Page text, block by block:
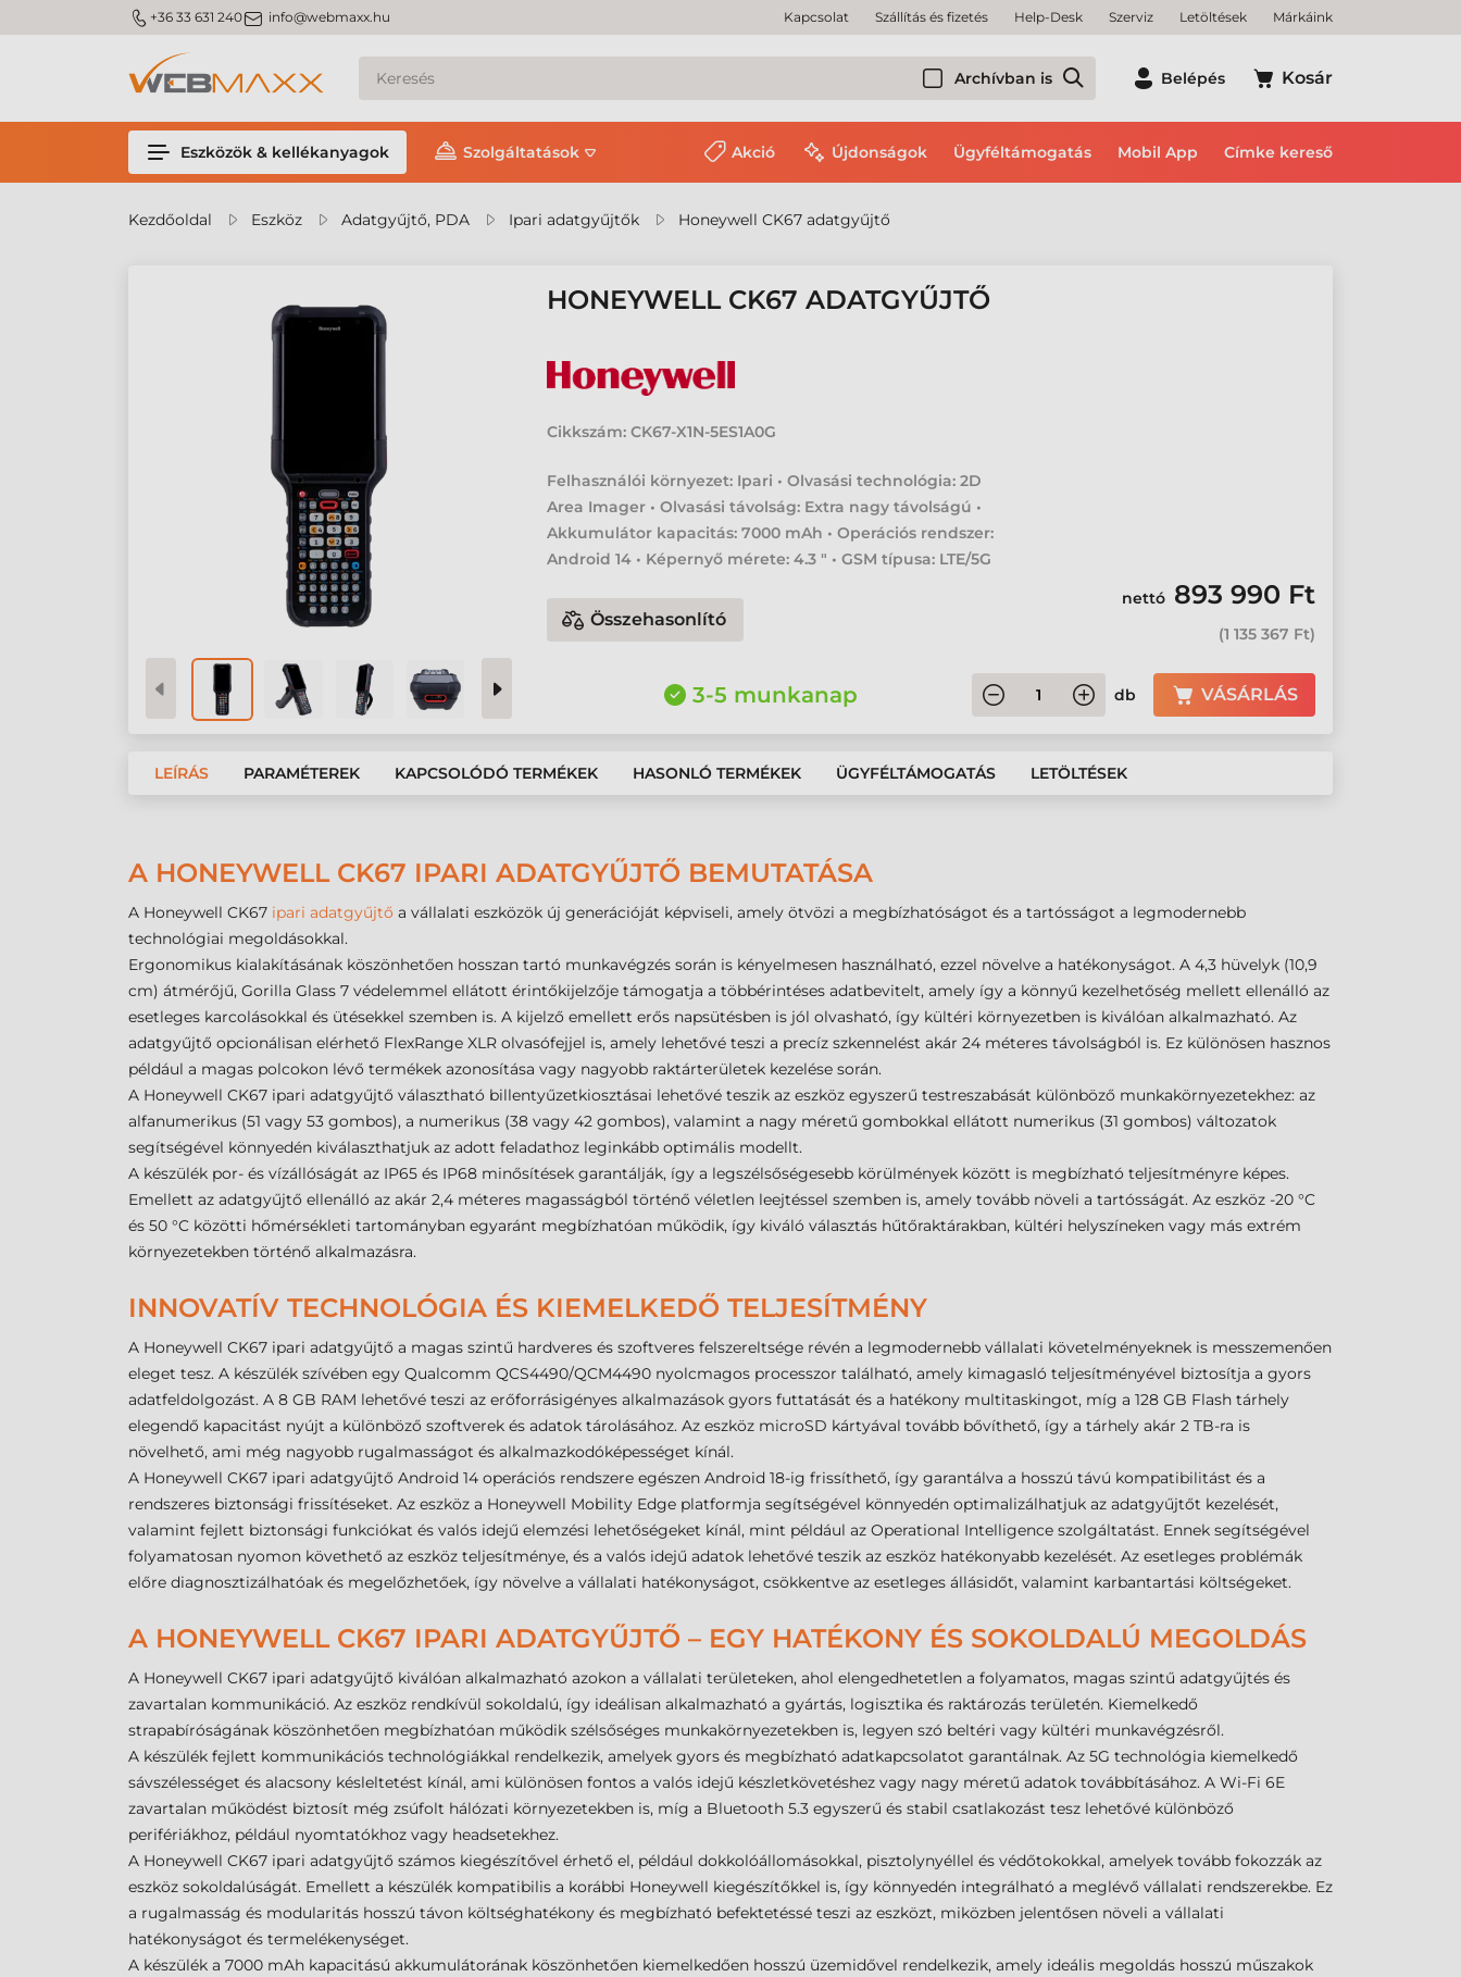
m_phone +36 33 631 240m_email info@webmaxx.hu Kapcsolat Szállítás és fizetés Help-Desk Szerviz Letöltések Márkáink
Archívban is Belépés Kosár
Eszközök & kellékanyagok Szolgáltatások Akció Újdonságok Ügyféltámogatás Mobil App Címke kereső
Kezdőoldal Eszköz Adatgyűjtő, PDA Ipari adatgyűjtők Honeywell CK67 adatgyűjtő
HONEYWELL CK67 ADATGYŰJTŐ
Cikkszám: CK67-X1N-5ES1A0G
Felhasználói környezet: Ipari • Olvasási technológia: 2D
Area Imager • Olvasási távolság: Extra nagy távolságú •
Akkumulátor kapacitás: 7000 mAh • Operációs rendszer:
Android 14 • Képernyő mérete: 4.3 " • GSM típusa: LTE/5G
Összehasonlító
nettó 893 990 Ft
(1 135 367 Ft)
3-5 munkanap db VÁSÁRLÁS
LEÍRÁS PARAMÉTEREK KAPCSOLÓDÓ TERMÉKEK HASONLÓ TERMÉKEK ÜGYFÉLTÁMOGATÁS LETÖLTÉSEK
A HONEYWELL CK67 IPARI ADATGYŰJTŐ BEMUTATÁSA
A Honeywell CK67 ipari adatgyűjtő a vállalati eszközök új generációját képviseli, amely ötvözi a megbízhatóságot és a tartósságot a legmodernebb
technológiai megoldásokkal.
Ergonomikus kialakításának köszönhetően hosszan tartó munkavégzés során is kényelmesen használható, ezzel növelve a hatékonyságot. A 4,3 hüvelyk (10,9
cm) átmérőjű, Gorilla Glass 7 védelemmel ellátott érintőkijelzője támogatja a többérintéses adatbevitelt, amely így a könnyű kezelhetőség mellett ellenálló az
esetleges karcolásokkal és ütésekkel szemben is. A kijelző emellett erős napsütésben is jól olvasható, így kültéri környezetben is kiválóan alkalmazható. Az
adatgyűjtő opcionálisan elérhető FlexRange XLR olvasófejjel is, amely lehetővé teszi a precíz szkennelést akár 24 méteres távolságból is. Ez különösen hasznos
például a magas polcokon lévő termékek azonosítása vagy nagyobb raktárterületek kezelése során.
A Honeywell CK67 ipari adatgyűjtő választható billentyűzetkiosztásai lehetővé teszik az eszköz egyszerű testreszabását különböző munkakörnyezetekhez: az
alfanumerikus (51 vagy 53 gombos), a numerikus (38 vagy 42 gombos), valamint a nagy méretű gombokkal ellátott numerikus (31 gombos) változatok
segítségével könnyedén kiválaszthatjuk az adott feladathoz leginkább optimális modellt.
A készülék por- és vízállóságát az IP65 és IP68 minősítések garantálják, így a legszélsőségesebb körülmények között is megbízható teljesítményre képes.
Emellett az adatgyűjtő ellenálló az akár 2,4 méteres magasságból történő véletlen leejtéssel szemben is, amely tovább növeli a tartósságát. Az eszköz -20 °C
és 50 °C közötti hőmérsékleti tartományban egyaránt megbízhatóan működik, így kiváló választás hűtőraktárakban, kültéri helyszíneken vagy más extrém
környezetekben történő alkalmazásra.
INNOVATÍV TECHNOLÓGIA ÉS KIEMELKEDŐ TELJESÍTMÉNY
A Honeywell CK67 ipari adatgyűjtő a magas szintű hardveres és szoftveres felszereltsége révén a legmodernebb vállalati követelményeknek is messzemenően
eleget tesz. A készülék szívében egy Qualcomm QCS4490/QCM4490 nyolcmagos processzor található, amely kimagasló teljesítményével biztosítja a gyors
adatfeldolgozást. A 8 GB RAM lehetővé teszi az erőforrásigényes alkalmazások gyors futtatását és a hatékony multitaskingot, míg a 128 GB Flash tárhely
elegendő kapacitást nyújt a különböző szoftverek és adatok tárolásához. Az eszköz microSD kártyával tovább bővíthető, így a tárhely akár 2 TB-ra is
növelhető, ami még nagyobb rugalmasságot és alkalmazkodóképességet kínál.
A Honeywell CK67 ipari adatgyűjtő Android 14 operációs rendszere egészen Android 18-ig frissíthető, így garantálva a hosszú távú kompatibilitást és a
rendszeres biztonsági frissítéseket. Az eszköz a Honeywell Mobility Edge platformja segítségével könnyedén optimalizálhatjuk az adatgyűjtőt kezelését,
valamint fejlett biztonsági funkciókat és valós idejű elemzési lehetőségeket kínál, mint például az Operational Intelligence szolgáltatást. Ennek segítségével
folyamatosan nyomon követhető az eszköz teljesítménye, és a valós idejű adatok lehetővé teszik az eszköz hatékonyabb kezelését. Az esetleges problémák
előre diagnosztizálhatóak és megelőzhetőek, így növelve a vállalati hatékonyságot, csökkentve az esetleges állásidőt, valamint karbantartási költségeket.
A HONEYWELL CK67 IPARI ADATGYŰJTŐ – EGY HATÉKONY ÉS SOKOLDALÚ MEGOLDÁS
A Honeywell CK67 ipari adatgyűjtő kiválóan alkalmazható azokon a vállalati területeken, ahol elengedhetetlen a folyamatos, magas szintű adatgyűjtés és
zavartalan kommunikáció. Az eszköz rendkívül sokoldalú, így ideálisan alkalmazható a gyártás, logisztika és raktározás területén. Kiemelkedő
strapabíróságának köszönhetően megbízhatóan működik szélsőséges munkakörnyezetekben is, legyen szó beltéri vagy kültéri munkavégzésről.
A készülék fejlett kommunikációs technológiákkal rendelkezik, amelyek gyors és megbízható adatkapcsolatot garantálnak. Az 5G technológia kiemelkedő
sávszélességet és alacsony késleltetést kínál, ami különösen fontos a valós idejű készletkövetéshez vagy nagy méretű adatok továbbításához. A Wi-Fi 6E
zavartalan működést biztosít még zsúfolt hálózati környezetekben is, míg a Bluetooth 5.3 egyszerű és stabil csatlakozást tesz lehetővé különböző
perifériákhoz, például nyomtatókhoz vagy headsetekhez.
A Honeywell CK67 ipari adatgyűjtő számos kiegészítővel érhető el, például dokkolóállomásokkal, pisztolynyéllel és védőtokokkal, amelyek tovább fokozzák az
eszköz sokoldalúságát. Emellett a készülék kompatibilis a korábbi Honeywell kiegészítőkkel is, így könnyedén integrálható a meglévő vállalati rendszerekbe. Ez
a rugalmasság és modularitás hosszú távon költséghatékony és megbízható befektetéssé teszi az eszközt, miközben jelentősen növeli a vállalati
hatékonyságot és termelékenységet.
A készülék a 7000 mAh kapacitású akkumulátorának köszönhetően kiemelkedően hosszú üzemidővel rendelkezik, amely ideális megoldás hosszú műszakok